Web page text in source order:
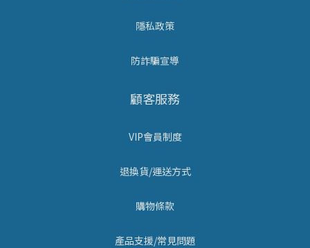
隱私政策
防詐騙宣導
顧客服務
VIP會員制度
退換貨/運送方式
購物條款
產品支援/常見問題